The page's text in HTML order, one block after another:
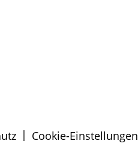
| Cookie-Einstellungen